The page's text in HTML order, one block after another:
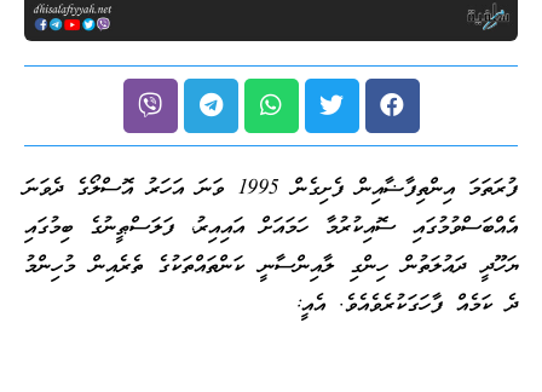
ފުރަތަމަ އިންތިފާޟާއިން ފެށިގެން 1995 ވަނަ އަހަރު އޮސްލޯގެ ދެވަނަ
އެއްބަސްވުމުގައި ސޮއިކުރުމާ ހަމައަށް އައިއިރު، ފަލަސްޠީނުގެ ބިމުގައި
ޔަހޫދީ ދައުލަތުން ހިންގި ލާއިންސާނީ ކަންތައްތަކުގެ ތެރެއިން މުހިންމު
ދެ ކަމެއް ފާހަގަކުރެވެއެވެ. އެއީ: